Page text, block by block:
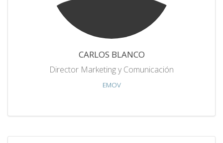
CARLOS BLANCO
Director Marketing y Comunicación
EMOV